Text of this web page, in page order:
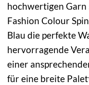
hochwertigen Garn
Fashion Colour
Blau die perfekte
hervorragende
einer
für eine breite